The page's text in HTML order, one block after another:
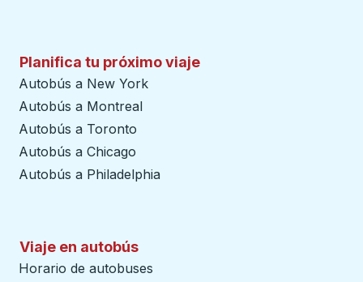
Planifica tu próximo viaje
Autobús a New York
Autobús a Montreal
Autobús a Toronto
Autobús a Chicago
Autobús a Philadelphia
Viaje en autobús
Horario de autobuses